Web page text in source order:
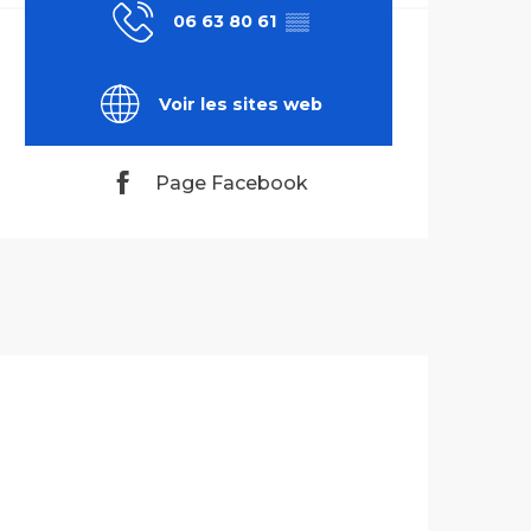
06 63 80 61 ▒▒
Voir les sites web
Page Facebook